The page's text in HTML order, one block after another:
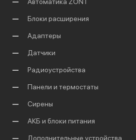
Автоматика ZONT
Блоки расширения
Адаптеры
Датчики
Радиоустройства
Панели и термостаты
Сирены
АКБ и блоки питания
Дополнительные устройства